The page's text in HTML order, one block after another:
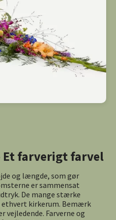
Et farverigt farvel
og længde, som gør
er sammensat
De mange stærke
ethvert kirkerum. Bemærk
vejledende. Farverne og